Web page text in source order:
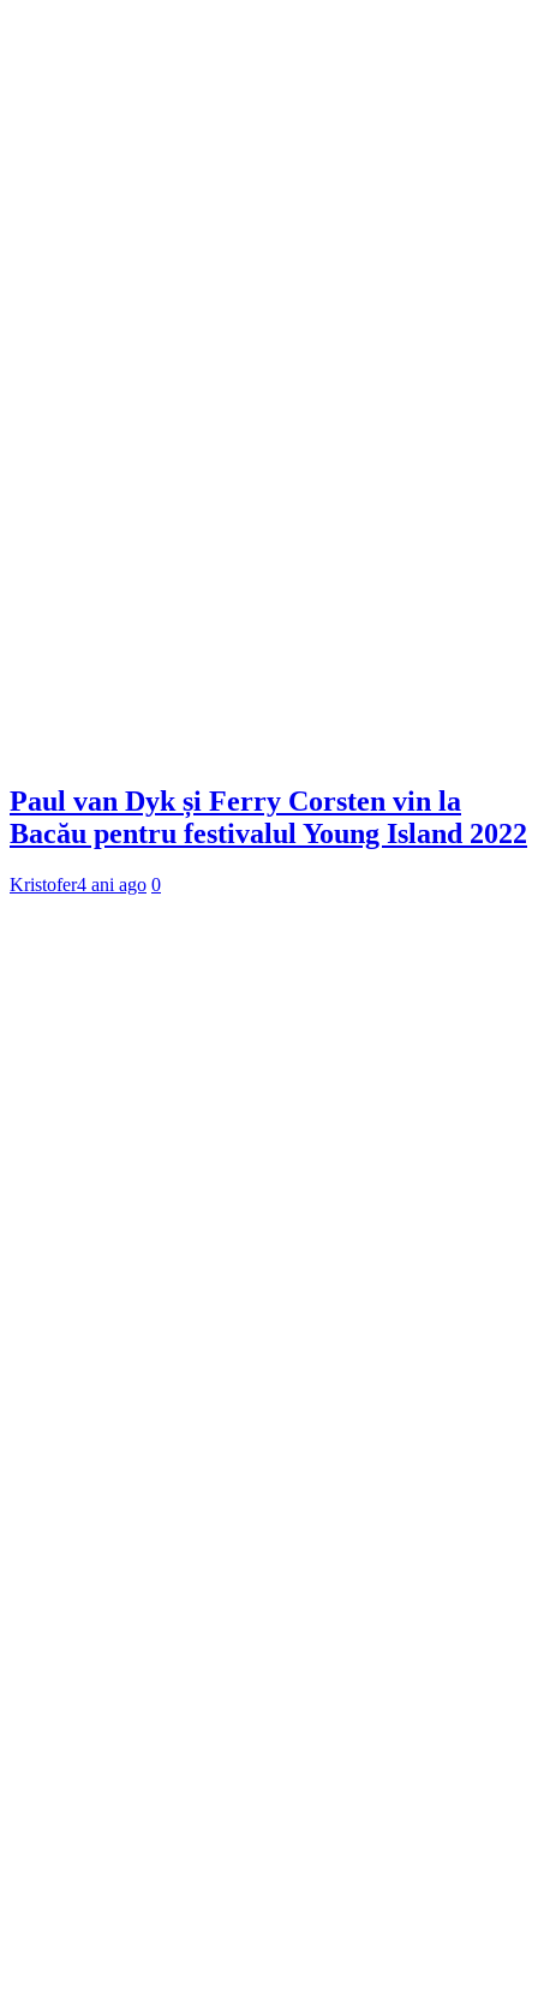
Paul van Dyk și Ferry Corsten vin la
Bacău pentru festivalul Young Island 2022
Kristofer4 ani ago 0